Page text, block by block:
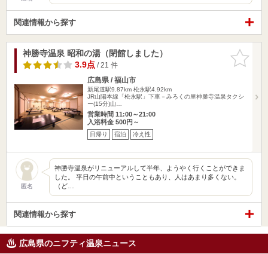
関連情報から探す
お気に入
りに追加
神勝寺温泉 昭和の湯（閉館しました）
3.9点/ 21 件
広島県 / 福山市
新尾道駅9.87km 松永駅4.92km
JR山陽本線「松永駅」下車－みろくの里神勝寺温泉タクシ
ー(15分)山…
営業時間 11:00～21:00
入浴料金 500円～
日帰り 宿泊 冷え性
匿名
神勝寺温泉がリニューアルして半年、ようやく行くことができま
した。 平日の午前中ということもあり、人はあまり多くない。
（ど…
関連情報から探す
広島県のニフティ温泉ニュース